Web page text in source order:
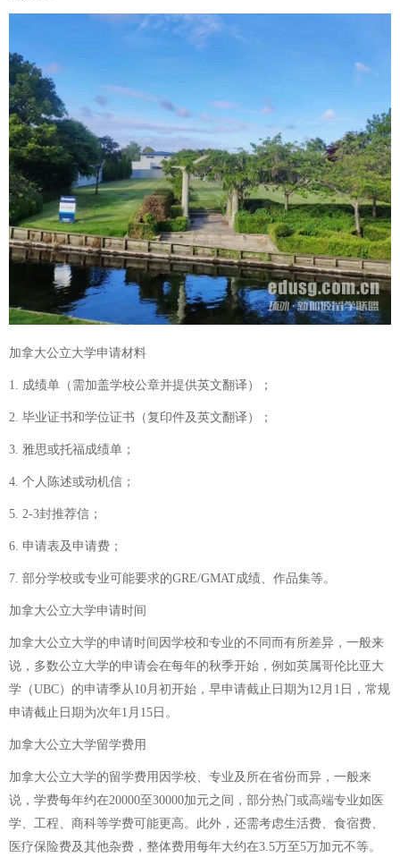
加拿大公立大学申请材料
1. 成绩单（需加盖学校公章并提供英文翻译）；
2. 毕业证书和学位证书（复印件及英文翻译）；
3. 雅思或托福成绩单；
4. 个人陈述或动机信；
5. 2-3封推荐信；
6. 申请表及申请费；
7. 部分学校或专业可能要求的GRE/GMAT成绩、作品集等。
加拿大公立大学申请时间
加拿大公立大学的申请时间因学校和专业的不同而有所差异，一般来
说，多数公立大学的申请会在每年的秋季开始，例如英属哥伦比亚大
学（UBC）的申请季从10月初开始，早申请截止日期为12月1日，常规
申请截止日期为次年1月15日。
加拿大公立大学留学费用
加拿大公立大学的留学费用因学校、专业及所在省份而异，一般来
说，学费每年约在20000至30000加元之间，部分热门或高端专业如医
学、工程、商科等学费可能更高。此外，还需考虑生活费、食宿费、
医疗保险费及其他杂费，整体费用每年大约在3.5万至5万加元不等。